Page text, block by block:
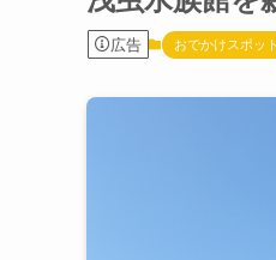
広告 おでかけスポット